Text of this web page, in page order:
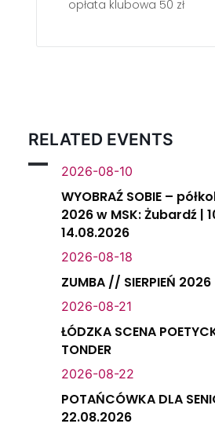
opłata klubowa 50 zł
RELATED EVENTS
2026-08-10
WYOBRAŹ SOBIE –
2026 w MSK: Żubardź |
14.08.2026
2026-08-18
ZUMBA // SIERPIEŃ 2026
2026-08-21
ŁÓDZKA SCENA
TONDER
2026-08-22
POTAŃCÓWKA DLA
22.08.2026